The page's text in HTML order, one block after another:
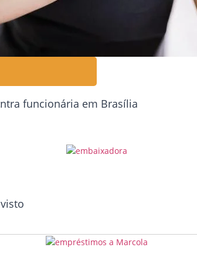
funcionária em Brasília